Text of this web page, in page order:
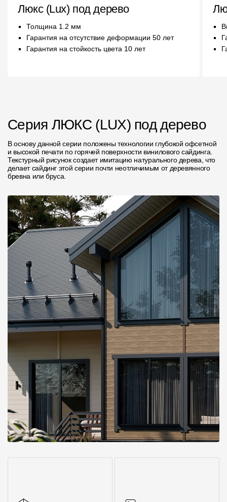
Водостоки
Пластиковые водосточные системы
Чердачные лестницы
Документация
Документация
Инструкции по монтажу
Технические листы
Рекламные материалы
Сертификаты
Гарантии
Чертежи
Текстуры
Фото объектов
Статьи
Сервисы
Конструктор
Калькулятор
Компания
Люкс (Lux) под дерево
Толщина 1.2 мм
Гарантия на отсутствие деформации 50 лет
Гарантия на стойкость цвета 10 лет
Серия ЛЮКС (LUX) под дерево
В основу данной серии положены технологии глубокой офсетной
и высокой печати по горячей поверхности винилового сайдинга.
Текстурный рисунок создает имитацию натурального дерева, что
делает сайдинг этой серии почти неотличимым от деревянного
бревна или бруса.